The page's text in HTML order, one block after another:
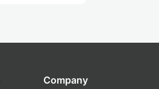
Company